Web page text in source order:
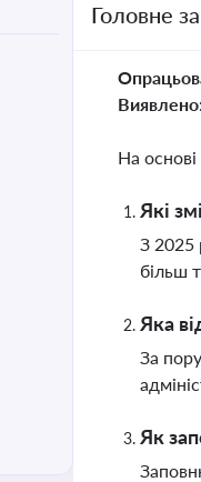
Головне
Виявлено:
На основі
Які
З 2025
більш
Яка
За
Як